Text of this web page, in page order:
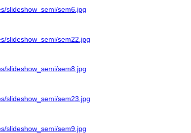
slideshow_semi/sem6.jpg
slideshow_semi/sem22.jpg
slideshow_semi/sem8.jpg
slideshow_semi/sem23.jpg
slideshow_semi/sem9.jpg